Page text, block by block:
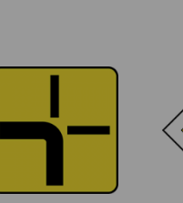
wskazująca
przebieg drogi z